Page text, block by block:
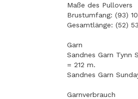
Maße des Pullovers
Brustumfang: (93)
Gesamtlänge: (52)
Garn
Sandnes Garn Tynn
= 212 m.
Sandnes Garn
Garnverbrauch